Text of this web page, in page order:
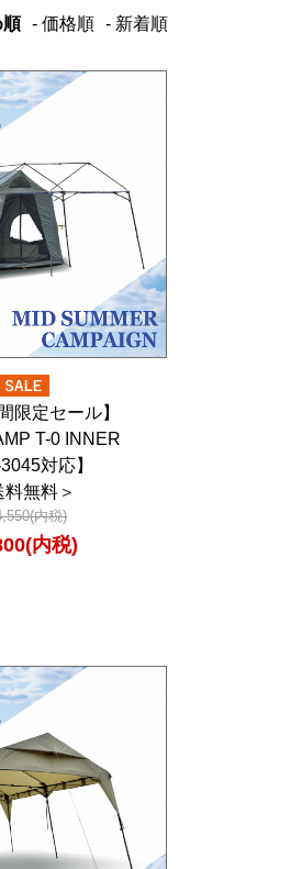
順 価格順 新着順
限定セール】
T-0 INNER
3045対応】
料無料＞
内税)
内税)